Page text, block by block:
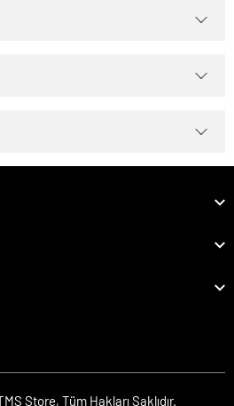
Store, Tüm Hakları Saklıdır.